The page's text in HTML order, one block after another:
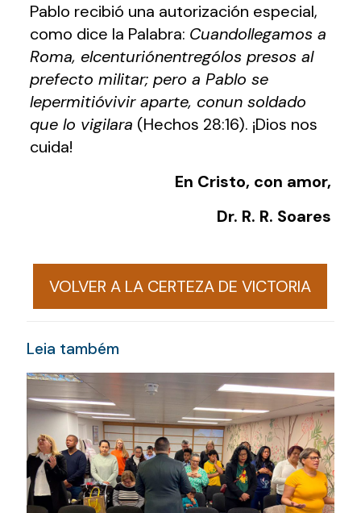
Pablo recibió una autorización especial,
como dice la Palabra: Cuandollegamos a
Roma, elcenturiónentrególos presos al
prefecto militar; pero a Pablo se
lepermitióvivir aparte, conun soldado
que lo vigilara (Hechos 28:16). ¡Dios nos
cuida!
En Cristo, con amor,
Dr. R. R. Soares
VOLVER A LA CERTEZA DE VICTORIA
Leia também